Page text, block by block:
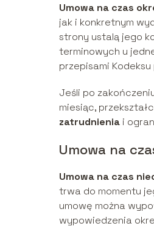
Umowa na czas
jak i konkretnym
strony ustalą jego
terminowych u
przepisami
Jeśli po
miesiąc,
zatrudnienia i
Umowa na
Umowa na czas
trwa do momentu
umowę można
wypowiedzenia